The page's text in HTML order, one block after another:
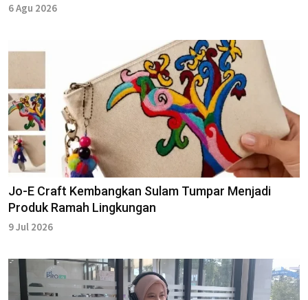
6 Agu 2026
Jo-E Craft Kembangkan Sulam Tumpar Menjadi
Produk Ramah Lingkungan
9 Jul 2026